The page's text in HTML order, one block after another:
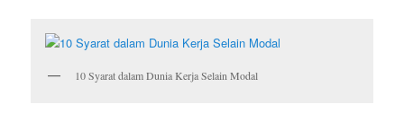
10 Syarat dalam Dunia Kerja Selain Modal